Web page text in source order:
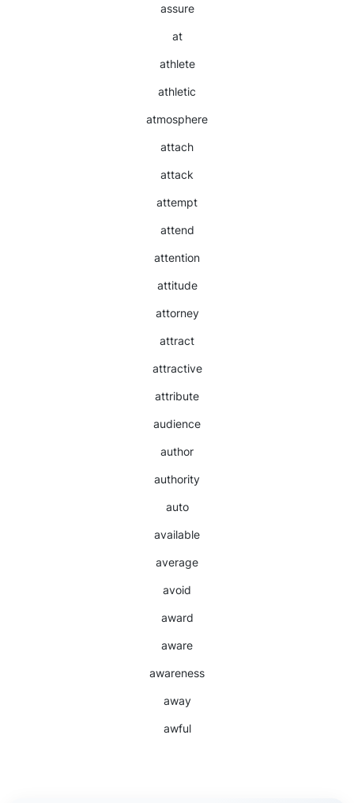
assure
at
athlete
athletic
atmosphere
attach
attack
attempt
attend
attention
attitude
attorney
attract
attractive
attribute
audience
author
authority
auto
available
average
avoid
award
aware
awareness
away
awful